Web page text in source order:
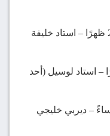
* المغرب × جزر القمر: الساعة 2:00 ظهرًا – استاد خليفة
الساعة 4:30 عصرًا – استاد لوسيل (أحد
× عُمان: الساعة 7:00 مساءً – ديربي خليجي